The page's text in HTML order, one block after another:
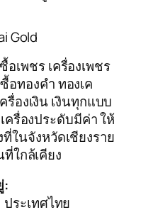
Gold
เพชร เครื่องเพชร
อทองคำ ทองเค
รื่องเงิน เงินทุกแบบ
ครื่องประดับมีค่า ให้
ในจังหวัดเชียงราย
ใกล้เคียง
:
ประเทศไทย